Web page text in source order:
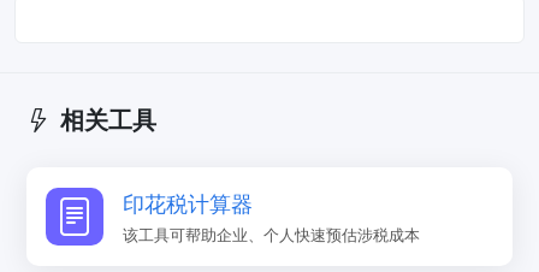
相关工具
印花税计算器
该工具可帮助企业、个人快速预估涉税成本